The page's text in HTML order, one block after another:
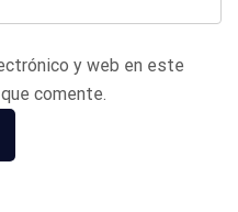
y web en este
comente.